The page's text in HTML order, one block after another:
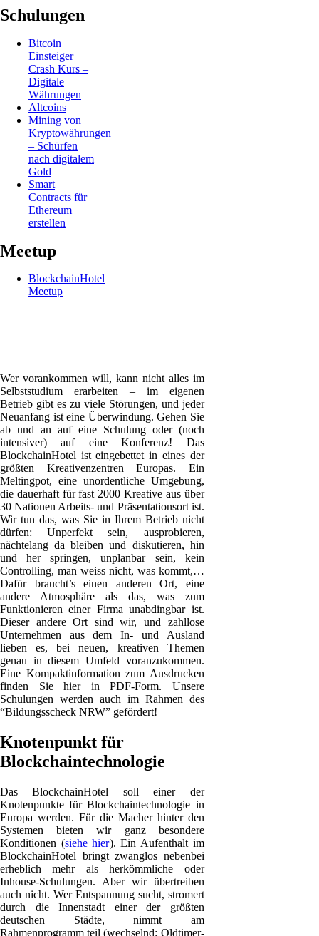
Schulungen
Bitcoin
Einsteiger
Crash Kurs –
Digitale
Währungen
Altcoins
Mining von
Kryptowährungen
– Schürfen
nach digitalem
Gold
Smart
Contracts für
Ethereum
erstellen
Meetup
BlockchainHotel
Meetup
Wer vorankommen will, kann nicht alles im
Selbststudium erarbeiten – im eigenen
Betrieb gibt es zu viele Störungen, und jeder
Neuanfang ist eine Überwindung. Gehen Sie
ab und an auf eine Schulung oder (noch
intensiver) auf eine Konferenz! Das
BlockchainHotel ist eingebettet in eines der
größten Kreativenzentren Europas. Ein
Meltingpot, eine unordentliche Umgebung,
die dauerhaft für fast 2000 Kreative aus über
30 Nationen Arbeits- und Präsentationsort ist.
Wir tun das, was Sie in Ihrem Betrieb nicht
dürfen: Unperfekt sein, ausprobieren,
nächtelang da bleiben und diskutieren, hin
und her springen, unplanbar sein, kein
Controlling, man weiss nicht, was kommt,…
Dafür braucht’s einen anderen Ort, eine
andere Atmosphäre als das, was zum
Funktionieren einer Firma unabdingbar ist.
Dieser andere Ort sind wir, und zahllose
Unternehmen aus dem In- und Ausland
lieben es, bei neuen, kreativen Themen
genau in diesem Umfeld voranzukommen.
Eine Kompaktinformation zum Ausdrucken
finden Sie hier in PDF-Form. Unsere
Schulungen werden auch im Rahmen des
“Bildungsscheck NRW” gefördert!
Knotenpunkt für
Blockchaintechnologie
Das BlockchainHotel soll einer der
Knotenpunkte für Blockchaintechnologie in
Europa werden. Für die Macher hinter den
Systemen bieten wir ganz besondere
Konditionen (siehe hier). Ein Aufenthalt im
BlockchainHotel bringt zwanglos nebenbei
erheblich mehr als herkömmliche oder
Inhouse-Schulungen. Aber wir übertreiben
auch nicht. Wer Entspannung sucht, stromert
durch die Innenstadt einer der größten
deutschen Städte, nimmt am
Rahmenprogramm teil (wechselnd: Oldtimer-